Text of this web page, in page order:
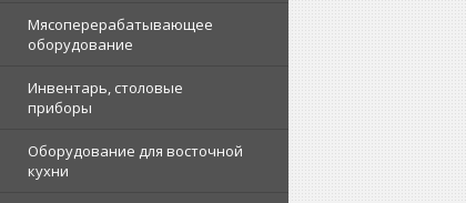
Мясоперерабатывающее
оборудование
Инвентарь, столовые
приборы
Оборудование для восточной
кухни